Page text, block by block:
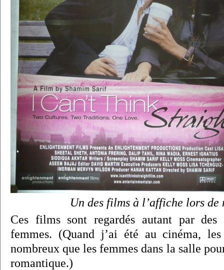
Un des films à l’affiche lors de
Ces films sont regardés autant par des
femmes. (Quand j’ai été au cinéma,
nombreux que les femmes dans la salle
romantique.)